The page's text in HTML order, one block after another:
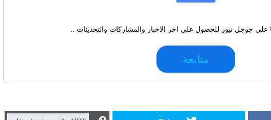
على جوجل نيوز للحصول على اخر الاخبار والمشاركات والتحديثات ..
متابعة